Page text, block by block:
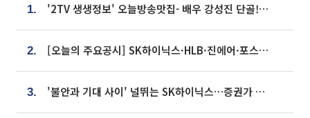
1. '2TV 생생정보' 오늘방송맛집- 배우 강성진 단골! 쌀국수ㆍ푸팟퐁 커리 맛집 '블○○○'
2. [오늘의 주요공시] SK하이닉스·HLB·진에어·포스코홀딩스·네이버·대우건설 등
3. '불안과 기대 사이' 널뛰는 SK하이닉스…증권가 "HBM4·LTA 기반 펀터멘털 견고"